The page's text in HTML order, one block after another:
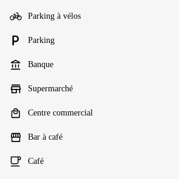
Parking à vélos
Parking
Banque
Supermarché
Centre commercial
Bar à café
Café